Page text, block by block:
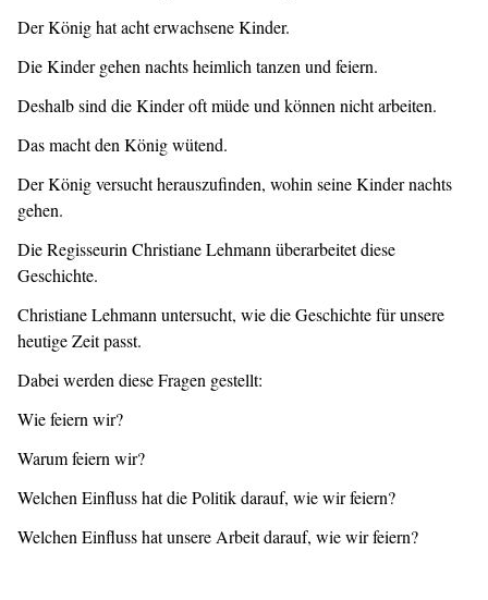
Der König hat acht erwachsene Kinder.
Die Kinder gehen nachts heimlich tanzen und feiern.
Deshalb sind die Kinder oft müde und können nicht arbeiten.
Das macht den König wütend.
Der König versucht herauszufinden, wohin seine Kinder nachts
gehen.
Die Regisseurin Christiane Lehmann überarbeitet diese
Geschichte.
Christiane Lehmann untersucht, wie die Geschichte für unsere
heutige Zeit passt.
Dabei werden diese Fragen gestellt:
Wie feiern wir?
Warum feiern wir?
Welchen Einfluss hat die Politik darauf, wie wir feiern?
Welchen Einfluss hat unsere Arbeit darauf, wie wir feiern?